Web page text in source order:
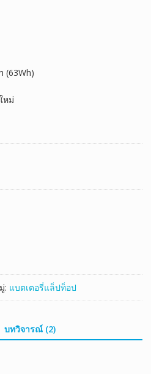
(63Wh)
หม่
: แบตเตอรี่แล็ปท็อป
บทวิจารณ์ (2)